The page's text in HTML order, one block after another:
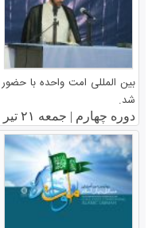
شد.
دوره چهارم | جمعه ۲۱ تیر ۱۳۹۲